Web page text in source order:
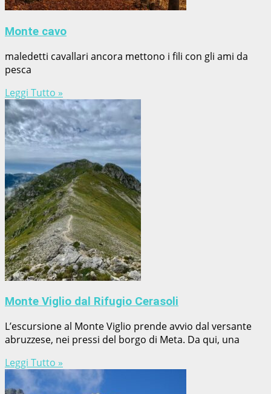
Monte cavo
maledetti cavallari ancora mettono i fili con gli ami da
pesca
Leggi Tutto »
Monte Viglio dal Rifugio Cerasoli
L’escursione al Monte Viglio prende avvio dal versante
abruzzese, nei pressi del borgo di Meta. Da qui, una
Leggi Tutto »